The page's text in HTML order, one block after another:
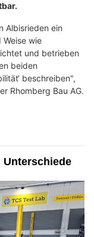
Albisrieden ein
wie
und betrieben
beiden
beschreiben",
Rhomberg Bau AG.
Unterschiede